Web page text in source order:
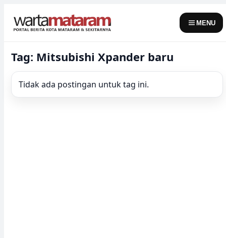
content
MENU
Tag: Mitsubishi Xpander baru
Tidak ada postingan untuk tag ini.